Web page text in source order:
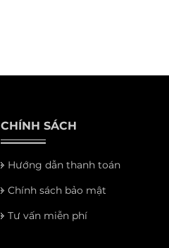
CHÍNH SÁCH
Hướng dẫn thanh toán
Chính sách bảo mật
Tư vấn miễn phí